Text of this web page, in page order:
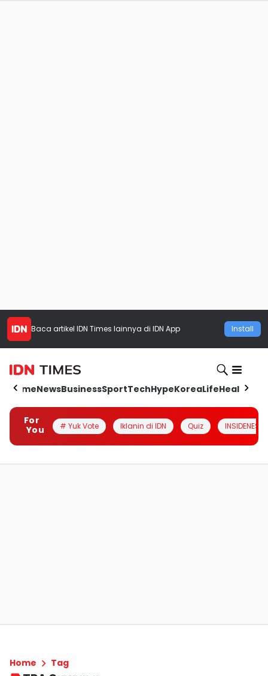
Baca artikel IDN Times lainnya di IDN App Install
HomeNewsBusinessSportTechHypeKoreaLifeHealth
For
You
# Yuk Vote Iklanin di IDN Quiz INSIDENESIA
Home Tag